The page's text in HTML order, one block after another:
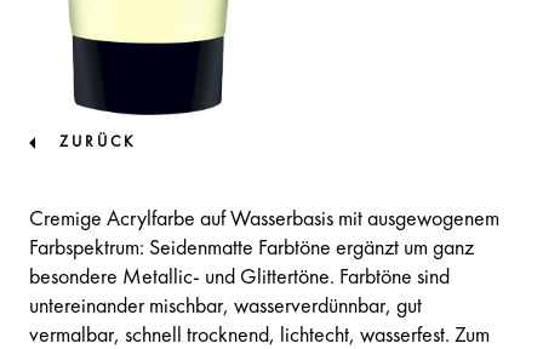
ZURÜCK
Cremige Acrylfarbe auf Wasserbasis mit ausgewogenem
Farbspektrum: Seidenmatte Farbtöne ergänzt um ganz
besondere Metallic- und Glittertöne. Farbtöne sind
untereinander mischbar, wasserverdünnbar, gut
vermalbar, schnell trocknend, lichtecht, wasserfest. Zum